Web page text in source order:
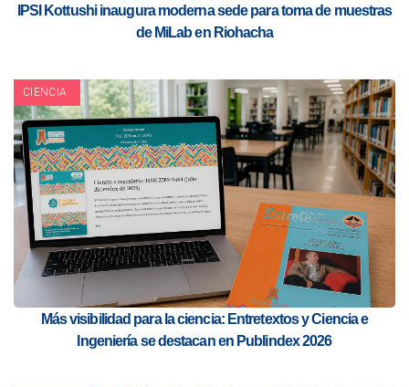
IPSI Kottushi inaugura moderna sede para toma de muestras
de MiLab en Riohacha
CIENCIA
Más visibilidad para la ciencia: Entretextos y Ciencia e
Ingeniería se destacan en Publindex 2026